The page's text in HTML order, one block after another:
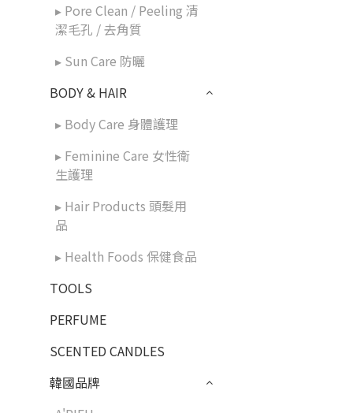
▸ Pore Clean / Peeling 清
潔毛孔 / 去角質
▸ Sun Care 防曬
BODY & HAIR
▸ Body Care 身體護理
▸ Feminine Care 女性衛
生護理
▸ Hair Products 頭髮用
品
▸ Health Foods 保健食品
TOOLS
PERFUME
SCENTED CANDLES
韓國品牌